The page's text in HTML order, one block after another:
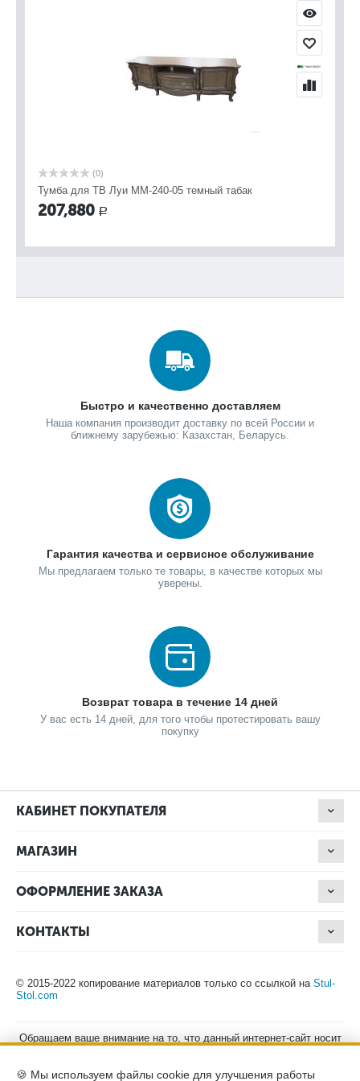
(0)
Тумба для ТВ Луи ММ-240-05 темный табак
207,880 Р
Быстро и качественно доставляем
Наша компания производит доставку по всей России и
ближнему зарубежью: Казахстан, Беларусь.
Гарантия качества и сервисное обслуживание
Мы предлагаем только те товары, в качестве которых мы
уверены.
Возврат товара в течение 14 дней
У вас есть 14 дней, для того чтобы протестировать вашу
покупку
КАБИНЕТ ПОКУПАТЕЛЯ
МАГАЗИН
ОФОРМЛЕНИЕ ЗАКАЗА
КОНТАКТЫ
© 2015-2022 копирование материалов только со ссылкой на Stul-
Stol.com
Обращаем ваше внимание на то, что данный интернет-сайт носит
положениями Статьи 437 (2) Гражданского кодекса Российской
🍪 Мы используем файлы cookie для улучшения работы